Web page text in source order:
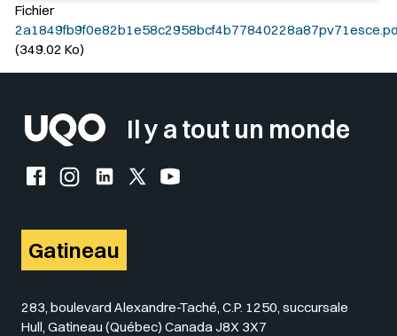
Fichier
(349.02 Ko)
Il y a tout un monde
Facebook de l'UQO
Instagram de l'UQO
LinkedIn de l'UQO
X (Twitter) de l'UQO
YouTube de l'UQO
Gatineau
283, boulevard Alexandre-Taché, C.P. 1250, succursale
Hull, Gatineau (Québec) Canada J8X 3X7